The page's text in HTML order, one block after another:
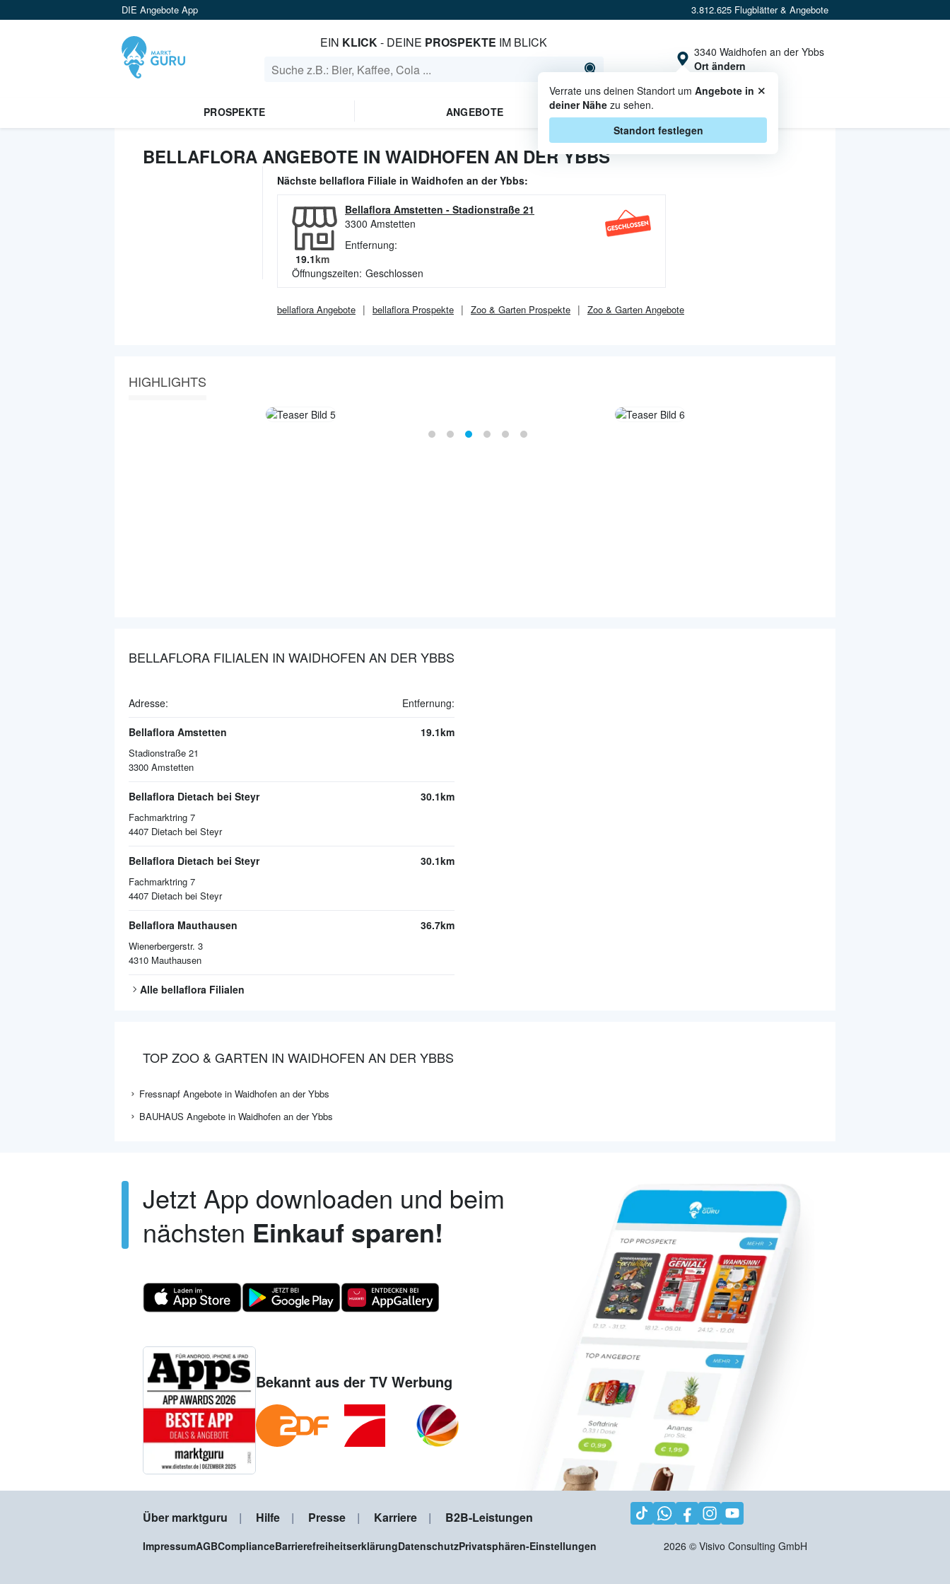
DIE Angebote App 3.812.625 Flugblätter & Angebote
EIN KLICK- DEINE PROSPEKTE IM BLICK
3340 Waidhofen an der Ybbs
Ort ändern
Verrate uns deinen Standort umAngebote in
deiner Nähe zu sehen.
Standort festlegen
×
PROSPEKTE ANGEBOTE
BELLAFLORA ANGEBOTE IN WAIDHOFEN AN DER YBBS
Nächste bellaflora Filiale in Waidhofen an der Ybbs:
Bellaflora Amstetten - Stadionstraße 21
3300 Amstetten
Entfernung:
19.1km
Öffnungszeiten: Geschlossen
bellaflora Angebote bellaflora Prospekte Zoo & Garten Prospekte Zoo & Garten Angebote
HIGHLIGHTS
BELLAFLORA FILIALEN IN WAIDHOFEN AN DER YBBS
Adresse: Entfernung:
Bellaflora Amstetten
Stadionstraße 21
3300 Amstetten
19.1km
Bellaflora Dietach bei Steyr
Fachmarktring 7
4407 Dietach bei Steyr
30.1km
Bellaflora Dietach bei Steyr
Fachmarktring 7
4407 Dietach bei Steyr
30.1km
Bellaflora Mauthausen
Wienerbergerstr. 3
4310 Mauthausen
36.7km
Alle bellaflora Filialen
TOP ZOO & GARTEN IN WAIDHOFEN AN DER YBBS
Fressnapf Angebote in Waidhofen an der Ybbs
BAUHAUS Angebote in Waidhofen an der Ybbs
Jetzt App downloaden und beim
nächsten Einkauf sparen!
Bekannt aus der TV Werbung
Über marktguru Hilfe Presse Karriere B2B-Leistungen
ImpressumAGBComplianceBarrierefreiheitserklärungDatenschutzPrivatsphären-Einstellungen 2026 © Visivo Consulting GmbH